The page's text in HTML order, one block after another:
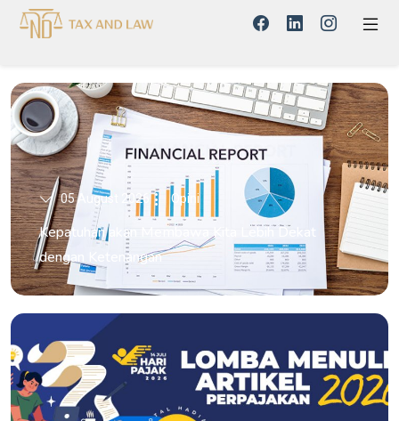
05 August 2026 Opini
Kepatuhan akan Membawa Kita Lebih Dekat
dengan Ketenangan